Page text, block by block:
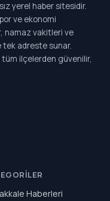
yerel haber sitesidir.
ve ekonomi
namaz vakitleri ve
tek adreste sunar.
tüm ilçelerden güvenilir,
Haberleri